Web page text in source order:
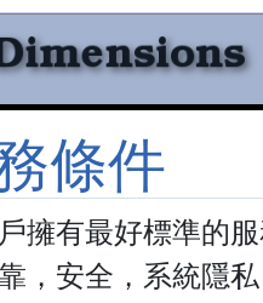
條件
擁有最好標準的
，安全，系統隱